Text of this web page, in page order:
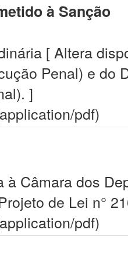
à Sanção
[ Altera
Penal) e do
]
pdf)
à Câmara dos
de Lei n°
pdf)